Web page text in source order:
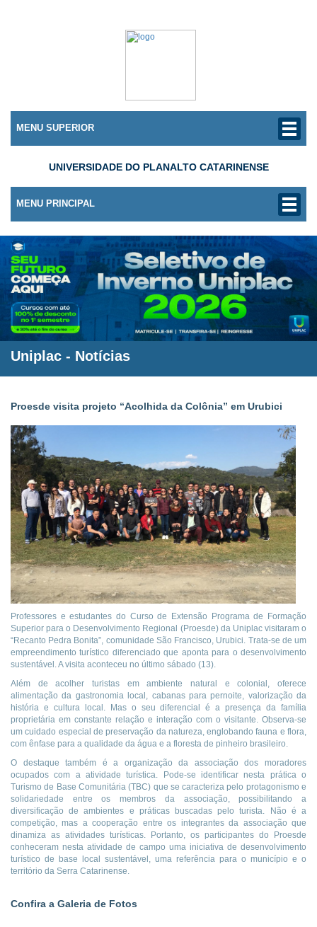
MENU SUPERIOR
UNIVERSIDADE DO PLANALTO CATARINENSE
MENU PRINCIPAL
Uniplac - Notícias
Proesde visita projeto “Acolhida da Colônia” em Urubici
Professores e estudantes do Curso de Extensão Programa de Formação
Superior para o Desenvolvimento Regional (Proesde) da Uniplac visitaram o
“Recanto Pedra Bonita”, comunidade São Francisco, Urubici. Trata-se de um
empreendimento turístico diferenciado que aponta para o desenvolvimento
sustentável. A visita aconteceu no último sábado (13).
Além de acolher turistas em ambiente natural e colonial, oferece
alimentação da gastronomia local, cabanas para pernoite, valorização da
história e cultura local. Mas o seu diferencial é a presença da família
proprietária em constante relação e interação com o visitante. Observa-se
um cuidado especial de preservação da natureza, englobando fauna e flora,
com ênfase para a qualidade da água e a floresta de pinheiro brasileiro.
O destaque também é a organização da associação dos moradores
ocupados com a atividade turística. Pode-se identificar nesta prática o
Turismo de Base Comunitária (TBC) que se caracteriza pelo protagonismo e
solidariedade entre os membros da associação, possibilitando a
diversificação de ambientes e práticas buscadas pelo turista. Não é a
competição, mas a cooperação entre os integrantes da associação que
dinamiza as atividades turísticas. Portanto, os participantes do Proesde
conheceram nesta atividade de campo uma iniciativa de desenvolvimento
turístico de base local sustentável, uma referência para o município e o
território da Serra Catarinense.
Confira a Galeria de Fotos